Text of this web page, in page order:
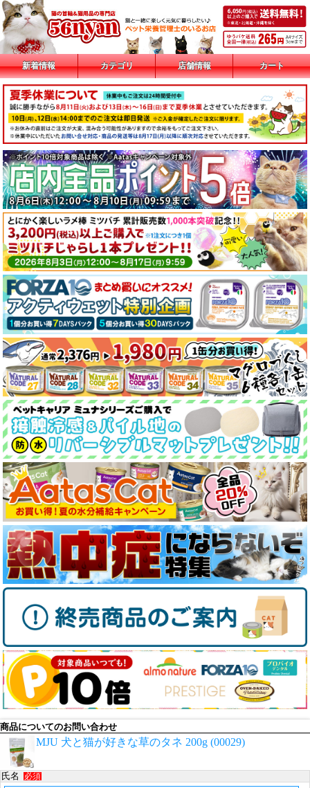
新着情報 カテゴリ 店舗情報 カート
商品についてのお問い合わせ
MJU 犬と猫が好きな草のタネ 200g (00029)
氏名 必須